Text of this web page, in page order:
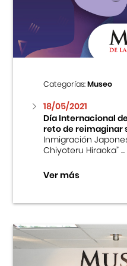
Centro Cultural
Cursos
Museo de la
Fondo Editorial
Teatro Peruano
Categorías:Museo
18/05/2021
Día Internacional
reto de reimaginar
Inmigración
Chiyoteru Hiraoka” ...
Ver más